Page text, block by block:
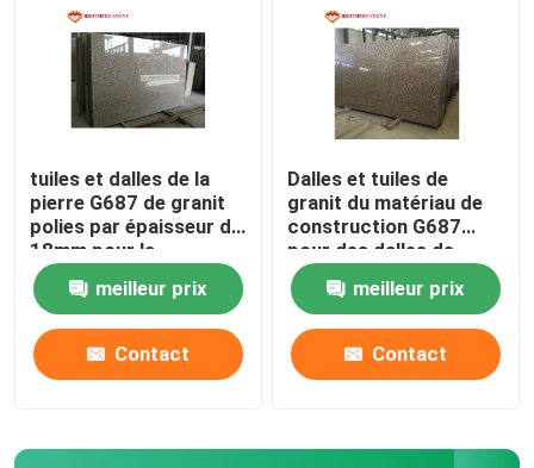
tuiles et dalles de la
pierre G687 de granit
polies par épaisseur de
18mm pour la
décoration
meilleur prix
Contact
Dalles et tuiles de
granit du matériau de
construction G687
pour des dalles de
carrelages de mur
meilleur prix
Contact